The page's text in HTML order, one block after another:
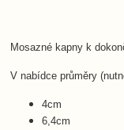
Mosazné kapny k
V nabídce průměry
4cm
6,4cm